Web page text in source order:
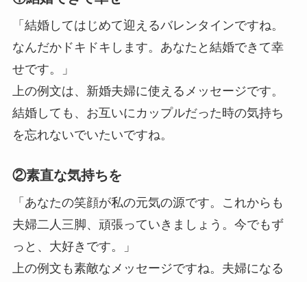
「結婚してはじめて迎えるバレンタインですね。
なんだかドキドキします。あなたと結婚できて幸
せです。」
上の例文は、新婚夫婦に使えるメッセージです。
結婚しても、お互いにカップルだった時の気持ち
を忘れないでいたいですね。
②素直な気持ちを
「あなたの笑顔が私の元気の源です。これからも
夫婦二人三脚、頑張っていきましょう。今でもず
っと、大好きです。」
上の例文も素敵なメッセージですね。夫婦になる